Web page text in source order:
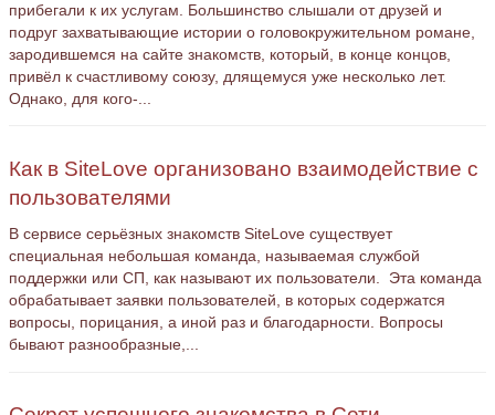
прибегали к их услугам. Большинство слышали от друзей и
подруг захватывающие истории о головокружительном романе,
зародившемся на сайте знакомств, который, в конце концов,
привёл к счастливому союзу, длящемуся уже несколько лет.
Однако, для кого-...
Как в SiteLove организовано взаимодействие с
пользователями
В сервисе серьёзных знакомств SiteLove существует
специальная небольшая команда, называемая службой
поддержки или СП, как называют их пользователи. Эта команда
обрабатывает заявки пользователей, в которых содержатся
вопросы, порицания, а иной раз и благодарности. Вопросы
бывают разнообразные,...